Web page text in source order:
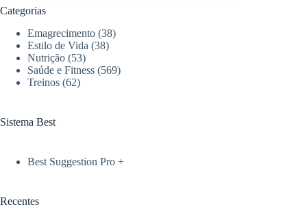
Categorias
Emagrecimento (38)
Estilo de Vida (38)
Nutrição (53)
Saúde e Fitness (569)
Treinos (62)
Sistema Best
Best Suggestion Pro +
Recentes